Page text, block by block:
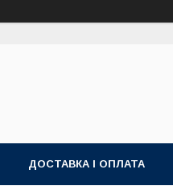
ДОСТАВКА І ОПЛАТА